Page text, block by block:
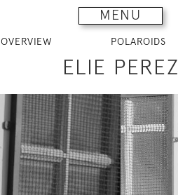
MENU
OVERVIEW POLAROIDS
ELIE PEREZ